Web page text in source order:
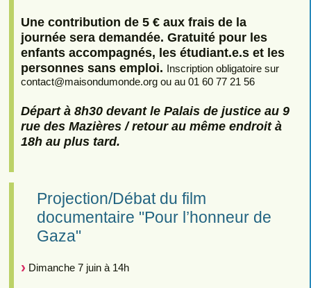
Une contribution de 5 € aux frais de la
journée sera demandée. Gratuité pour les
enfants accompagnés, les étudiant.e.s et les
personnes sans emploi. Inscription obligatoire sur
contact@maisondumonde.org ou au 01 60 77 21 56
Départ à 8h30 devant le Palais de justice au 9
rue des Mazières / retour au même endroit à
18h au plus tard.
Projection/Débat du film
documentaire "Pour l’honneur de
Gaza"
Dimanche 7 juin à 14h